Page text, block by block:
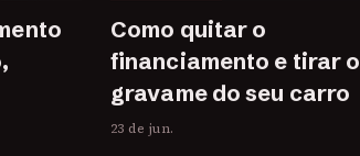
Como quitar o
financiamento e tirar o
gravame do seu carro
23 de jun.